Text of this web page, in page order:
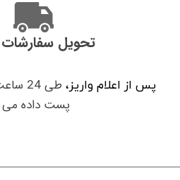
تحویل
پس از اعلام واریز،
طی
پست داده